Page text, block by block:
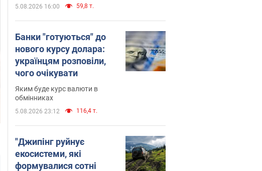
5.08.2026 16:00 59,8 т.
Банки "готуються" до
нового курсу долара:
українцям розповіли,
чого очікувати
Яким буде курс валюти в
обмінниках
5.08.2026 23:12 116,4 т.
"Джипінг руйнує
екосистеми, які
формувалися сотні